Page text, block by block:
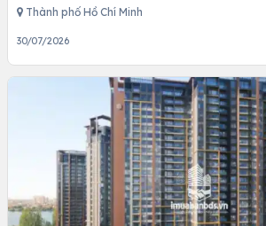
Thành phố Hồ Chí Minh
30/07/2026